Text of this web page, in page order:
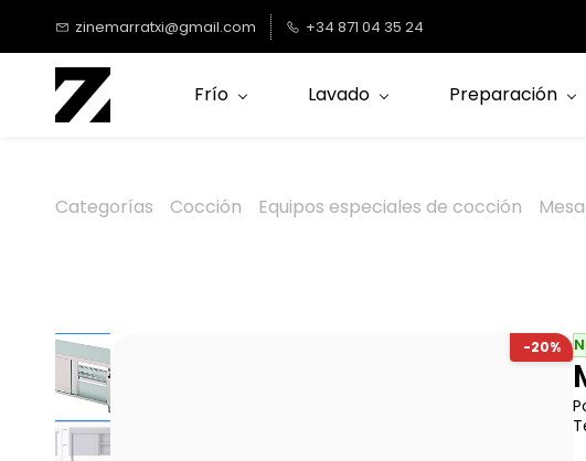
contenido
principal
zinemarratxi@gmail.com +34 871 04 35 24
Frío Lavado Preparación
Categorías Cocción Equipos especiales de cocción
-20%